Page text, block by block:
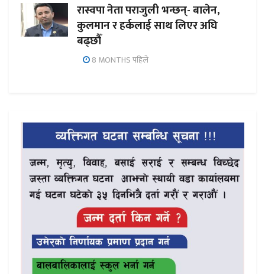
रास्वपा नेता पराजुली भन्छन्- बालेन,
कुलमान र हर्कलाई साथ लिएर अघि
बढ्छौँ
8 MONTHS पहिले